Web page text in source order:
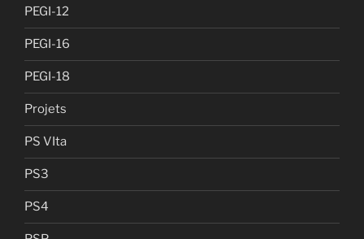
PEGI-12
PEGI-16
PEGI-18
Projets
PS VIta
PS3
PS4